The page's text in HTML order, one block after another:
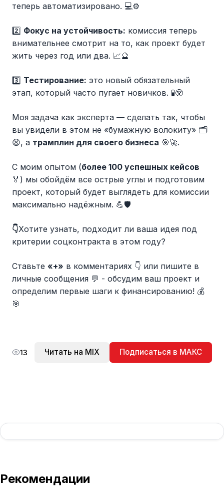
теперь автоматизировано. 💻⚙️
2️⃣ Фокус на устойчивость: комиссия теперь
внимательнее смотрит на то, как проект будет
жить через год или два. 📈🔮
3️⃣ Тестирование: это новый обязательный
этап, который часто пугает новичков. 🧪😲
Моя задача как эксперта — сделать так, чтобы
вы увидели в этом не «бумажную волокиту» 🗂️
😫, а трамплин для своего бизнеса 🎯🚀.
С моим опытом (более 100 успешных кейсов
🏅) мы обойдём все острые углы и подготовим
проект, который будет выглядеть для комиссии
максимально надёжным. 💪🛡
👇Хотите узнать, подходит ли ваша идея под
критерии соцконтракта в этом году?
Ставьте «+» в комментариях 👇 или пишите в
личные сообщения 💬 - обсудим ваш проект и
определим первые шаги к финансированию! 💰
🎯
13 Читать на MIX Подписаться в МАКС
Рекомендации